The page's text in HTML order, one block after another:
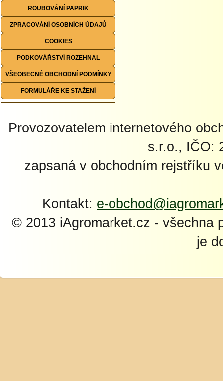
ROUBOVÁNÍ PAPRIK
ZPRACOVÁNÍ OSOBNÍCH ÚDAJŮ
COOKIES
PODKOVÁŘSTVÍ ROZEHNAL
VŠEOBECNÉ OBCHODNÍ PODMÍNKY
FORMULÁŘE KE STAŽENÍ
Provozovatelem internetového
s.r.o., IČO:
zapsaná v obchodním rejstříku
Kontakt: e-
© 2013 iAgromarket.cz - všechna
je